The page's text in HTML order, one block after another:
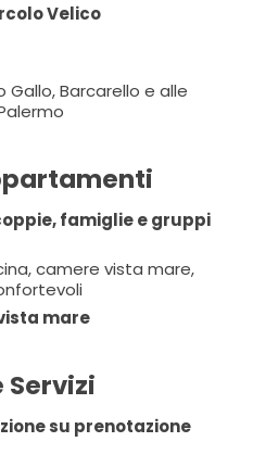
Velico
Gallo, Barcarello e alle
famiglie e gruppi
camere vista mare,
mare
Servizi
su prenotazione